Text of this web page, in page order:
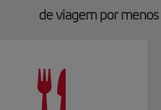
de viagem por